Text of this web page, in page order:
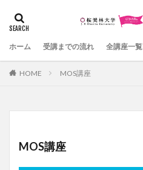
ホーム 受講までの流れ 全講座一覧
HOME MOS講座
MOS講座
カテゴリー